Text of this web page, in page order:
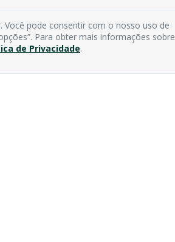
Você pode consentir com o nosso uso de
Para obter mais informações sobre
de Privacidade.